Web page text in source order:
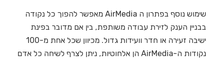
שימוש נוסף בפתרון ה AirMedia מאפשר להפוך כל נקודה
בבניין הענק לזירת עבודה משותפת, בין אם מדובר בפינת
ישיבה זעירה או חדר וועידות גדול. מכיוון שכל אחת מ-100
נקודות ה-AirMedia הן אלחוטיות, ניתן לצרף לשיחה כל אדם